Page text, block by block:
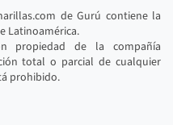
de Gurú contiene la
Latinoamérica.
propiedad de la compañía
total o parcial de cualquier
prohibido.